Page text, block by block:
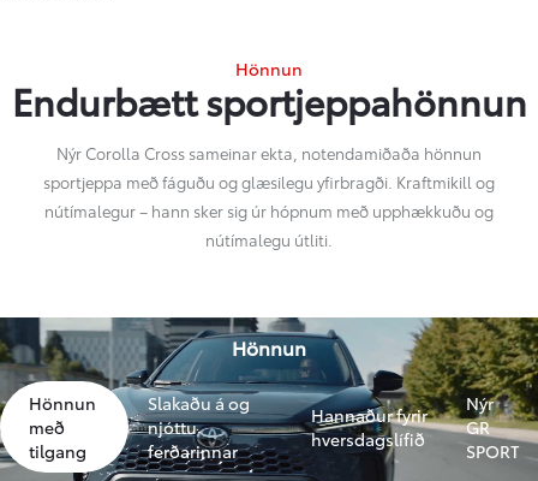
Hönnun
Endurbætt sportjeppahönnun
Nýr Corolla Cross sameinar ekta, notendamiðaða hönnun
sportjeppa með fáguðu og glæsilegu yfirbragði. Kraftmikill og
nútímalegur – hann sker sig úr hópnum með upphækkuðu og
nútímalegu útliti.
Hönnun
Hönnun
með
tilgang
Slakaðu á og
njóttu
ferðarinnar
Hannaður fyrir
hversdagslífið
Nýr
GR
SPORT